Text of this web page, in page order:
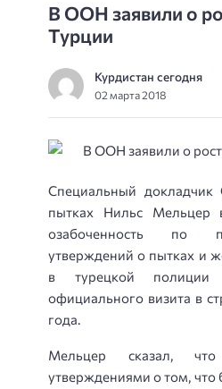
В ООН заявили о
Турции
Курдистан сегодня
02 марта 2018
Специальный
пытках Нильс Мельцер
озабоченность по
утверждений о пытках и
в турецкой
официального визита в
года.
Мельцер сказал,
утверждениями о том, что